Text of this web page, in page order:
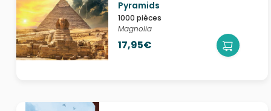
Pyramids
1000 pièces
Magnolia
17,95€